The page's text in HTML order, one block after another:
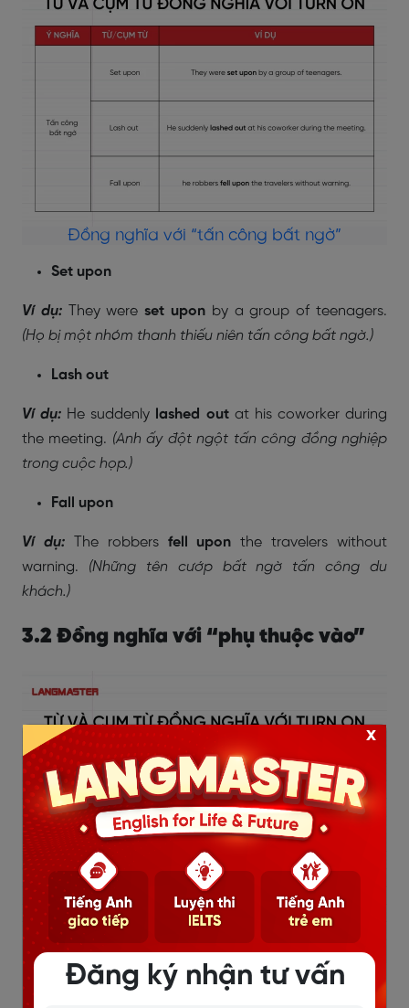
Đồng nghĩa với “tấn công bất ngờ”
Set upon
Ví dụ: They wereset upon by a group of teenagers.
(Họ bị một nhóm thanh thiếu niên tấn công bất ngờ.)
Lash out
Ví dụ: He suddenly lashed out at his coworker during
the meeting. (Anh ấy đột ngột tấn công đồng nghiệp
trong cuộc họp.)
Fall upon
Ví dụ: The robbers fell uponthe travelers without
warning. (Những tên cướp bất ngờ tấn công du
khách.)
3.2 Đồng nghĩa với “phụ thuộc vào”
Đồng nghĩa với “phụ thuộc vào”
Depend on
Đăng ký nhận tư vấn
x